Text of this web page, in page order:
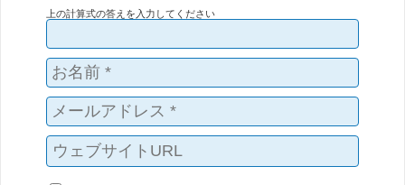
上の計算式の答えを入力してください